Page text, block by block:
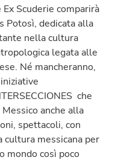
Scuderie comparirà
Potosì, dedicata alla
nella cultura
legata alle
Né mancheranno,
che
anche alla
spettacoli, con
messicana per
mondo così poco